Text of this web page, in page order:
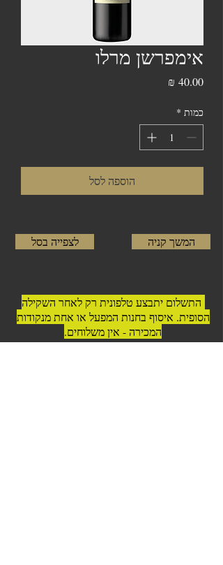
אימפרשן מרלו
כמות *
הוספה לסל
לצפייה בסל המשך קניה
התשלום יתבצע טלפונית רק לאחר השקילה
הסופית. איסוף בחנות המפעל או אחת מנקודות
המכירה - אין משלוחים.